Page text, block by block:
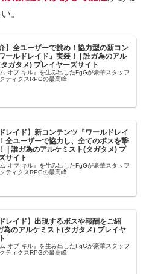
。
】全ユーザーで挑め！協力型の新コン
ールドレイド』実装！ | 誰ガ為のアル
ガタメ) プレイヤーズサイト
ム オブ キル』を生み出したFgGが豪華スタッフ
ティクスRPGの最高峰
レイド】新コンテンツ『ワールドレイ
全ユーザーで協力し、全てのボスを撃
| 誰ガ為のアルケミスト(タガタメ) プ
サイト
ム オブ キル』を生み出したFgGが豪華スタッフ
ティクスRPGの最高峰
レイド】出現するボスや報酬をご紹
為のアルケミスト(タガタメ) プレイヤ
ム オブ キル』を生み出したFgGが豪華スタッフ
ティクスRPGの最高峰